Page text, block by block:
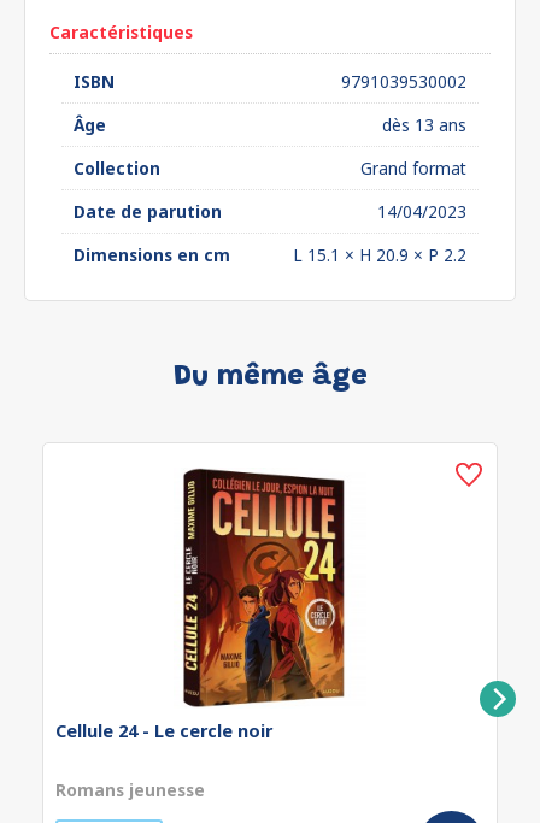
Caractéristiques
ISBN
9791039530002
Âge
dès 13 ans
Collection
Grand format
Date de parution
14/04/2023
Dimensions en cm
L 15.1 × H 20.9 × P 2.2
Du même âge
Cellule 24 - Le cercle noir
Romans jeunesse